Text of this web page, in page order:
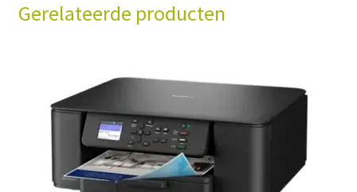
Gerelateerde producten